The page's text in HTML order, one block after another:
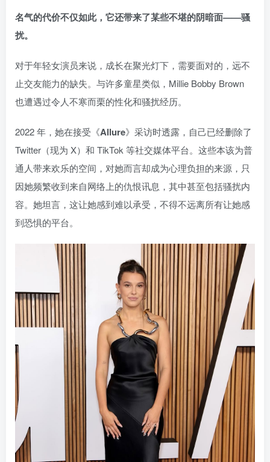
名气的代价不仅如此，它还带来了某些不堪的阴暗面——骚
扰。
对于年轻女演员来说，成长在聚光灯下，需要面对的，远不
止交友能力的缺失。与许多童星类似，Millie Bobby Brown
也遭遇过令人不寒而栗的性化和骚扰经历。
2022 年，她在接受《Allure》采访时透露，自己已经删除了
Twitter（现为 X）和 TikTok 等社交媒体平台。这些本该为普
通人带来欢乐的空间，对她而言却成为心理负担的来源，只
因她频繁收到来自网络上的仇恨讯息，其中甚至包括骚扰内
容。她坦言，这让她感到难以承受，不得不远离所有让她感
到恐惧的平台。